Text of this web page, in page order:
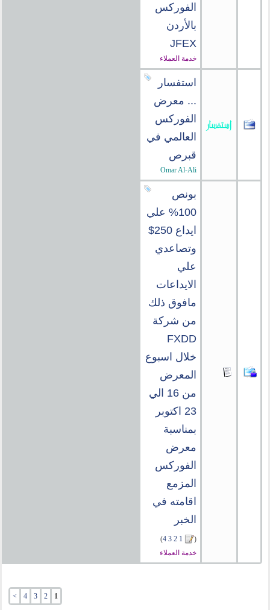
الفوركس
بالأردن
JFEX
خدمة العملاء
استفسار
... معرض
الفوركس
العالمي في
قبرص
Omar Al-Ali
بونص
100% علي
ايداع 250$
وتصاعدي
علي
الايداعات
مافوق ذلك
من شركة
FXDD
خلال اسبوع
المعرض
من 16 الي
23 اكتوبر
بمناسبة
معرض
الفوركس
المزمع
اقامته في
الخبر
(
1
2
3
4
)
خدمة العملاء
1
2
3
4
>